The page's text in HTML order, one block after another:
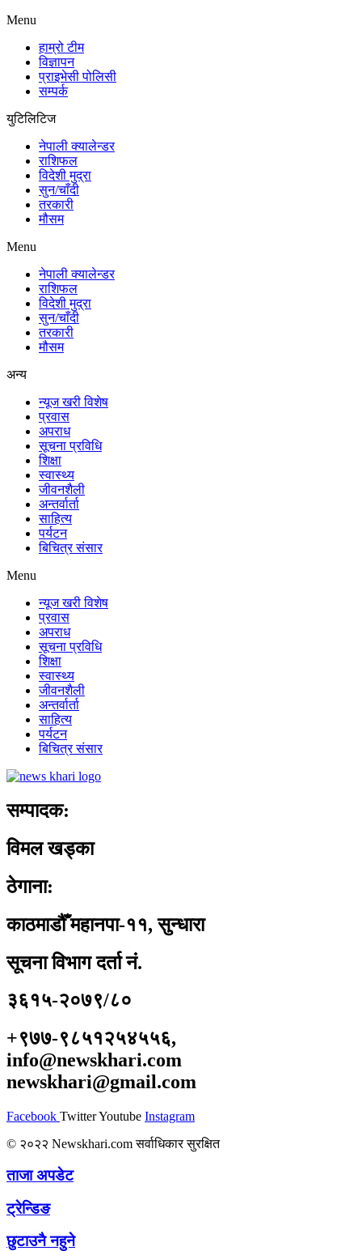
Menu
हाम्रो टीम
विज्ञापन
प्राइभेसी पोलिसी
सम्पर्क
युटिलिटिज
नेपाली क्यालेन्डर
राशिफल
विदेशी मुद्रा
सुन/चाँदी
तरकारी
मौसम
Menu
नेपाली क्यालेन्डर
राशिफल
विदेशी मुद्रा
सुन/चाँदी
तरकारी
मौसम
अन्य
न्यूज खरी विशेष
प्रवास
अपराध
सूचना प्रविधि
शिक्षा
स्वास्थ्य
जीवनशैली
अन्तर्वार्ता
साहित्य
पर्यटन
बिचित्र संसार
Menu
न्यूज खरी विशेष
प्रवास
अपराध
सूचना प्रविधि
शिक्षा
स्वास्थ्य
जीवनशैली
अन्तर्वार्ता
साहित्य
पर्यटन
बिचित्र संसार
सम्पादक:
विमल खड्का
ठेगाना:
काठमाडौँ महानपा-११, सुन्धारा
सूचना विभाग दर्ता नं.
३६१५-२०७९/८०
+९७७-९८५१२५४५५६,
info@newskhari.com
newskhari@gmail.com
Facebook TwitterYoutube Instagram
© २०२२ Newskhari.com सर्वाधिकार सुरक्षित
ताजा अपडेट
ट्रेन्डिङ
छुटाउनै नहुने